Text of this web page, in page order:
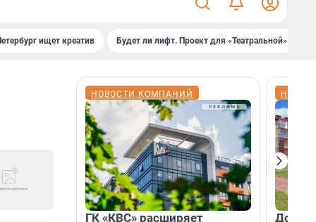
ищет креатив Будет ли лифт. Проект для «Театральной»
НОВОСТИ КОМПАНИЙ
ГК «КВС» расширяет
Дом